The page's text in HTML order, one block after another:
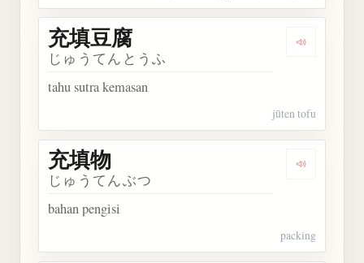
Dengarkan
充填豆腐
じゅうてんとうふ
tahu sutra kemasan
jūten tofu
Dengarkan
充填物
じゅうてんぶつ
bahan pengisi
packing